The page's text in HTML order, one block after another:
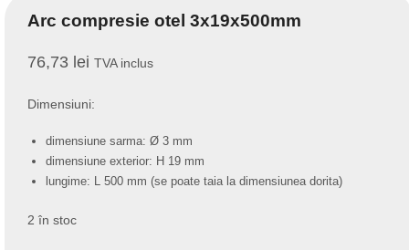
Arc compresie otel 3x19x500mm
76,73 lei TVA inclus
Dimensiuni:
dimensiune sarma: Ø 3 mm
dimensiune exterior: H 19 mm
lungime: L 500 mm (se poate taia la dimensiunea dorita)
2 în stoc